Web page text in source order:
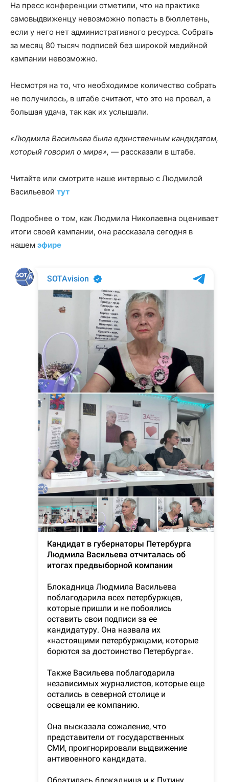
На пресс конференции отметили, что на практике
самовыдвиженцу невозможно попасть в бюллетень,
если у него нет административного ресурса. Собрать
за месяц 80 тысяч подписей без широкой медийной
кампании невозможно.
Несмотря на то, что необходимое количество собрать
не получилось, в штабе считают, что это не провал, а
большая удача, так как их услышали.
«Людмила Васильева была единственным кандидатом,
который говорил о мире», — рассказали в штабе.
Читайте или смотрите наше интервью с Людмилой
Васильевой тут
Подробнее о том, как Людмила Николаевна оценивает
итоги своей кампании, она рассказала сегодня в
нашем эфире